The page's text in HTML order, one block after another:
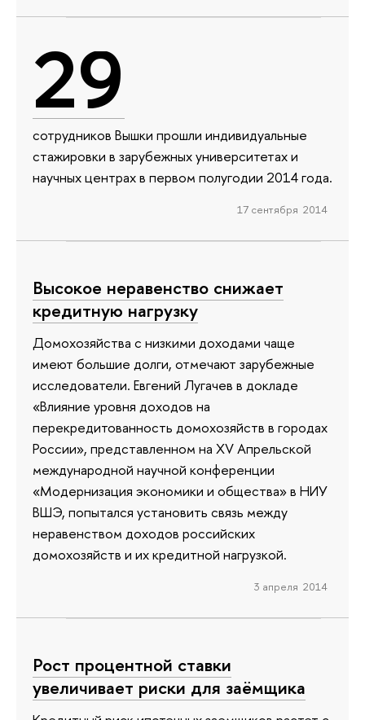
29
сотрудников Вышки прошли индивидуальные
стажировки в зарубежных университетах и
научных центрах в первом полугодии 2014 года.
17 сентября 2014
Высокое неравенство снижает
кредитную нагрузку
Домохозяйства с низкими доходами чаще
имеют большие долги, отмечают зарубежные
исследователи. Евгений Лугачев в докладе
«Влияние уровня доходов на
перекредитованность домохозяйств в городах
России», представленном на XV Апрельской
международной научной конференции
«Модернизация экономики и общества» в НИУ
ВШЭ, попытался установить связь между
неравенством доходов российских
домохозяйств и их кредитной нагрузкой.
3 апреля 2014
Рост процентной ставки
увеличивает риски для заёмщика